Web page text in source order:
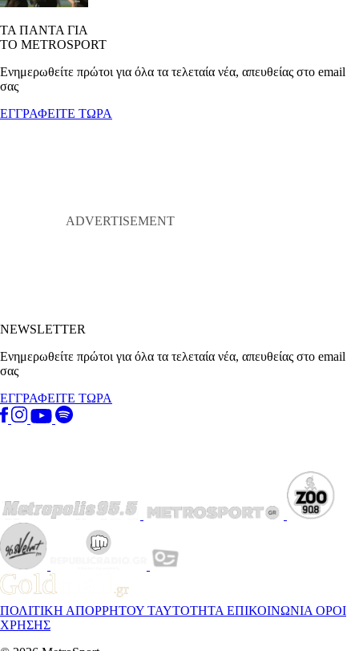
ΤΑ ΠΑΝΤΑ ΓΙΑ
ΤΟ METROSPORT
Ενημερωθείτε πρώτοι για όλα τα τελεταία νέα, απευθείας στο email
σας
ΕΓΓΡΑΦΕΙΤΕ ΤΩΡΑ
NEWSLETTER
Ενημερωθείτε πρώτοι για όλα τα τελεταία νέα, απευθείας στο email
σας
ΕΓΓΡΑΦΕΙΤΕ ΤΩΡΑ
ΠΟΛΙΤΙΚΗ ΑΠΟΡΡΗΤΟΥ ΤΑΥΤΟΤΗΤΑ ΕΠΙΚΟΙΝΩΝΙΑ ΟΡΟΙ
ΧΡΗΣΗΣ